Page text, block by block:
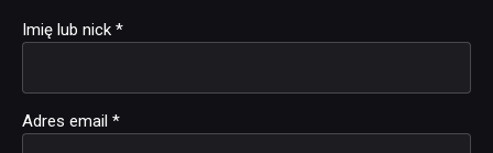
Imię lub nick *
Adres email *